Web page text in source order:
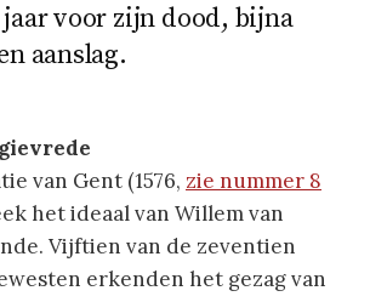
voor zijn dood, bijna
aanslag.
van Gent (1576, zie nummer 8
het ideaal van Willem van
Vijftien van de zeventien
erkenden het gezag van